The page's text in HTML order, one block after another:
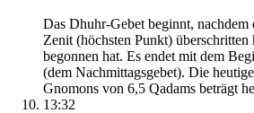
Das Dhuhr-Gebet beginnt, nachdem
Zenit (höchsten Punkt) überschritten
begonnen hat. Es endet mit dem
(dem Nachmittagsgebet). Die
Gnomons von 6,5 Qadams beträgt
13:32